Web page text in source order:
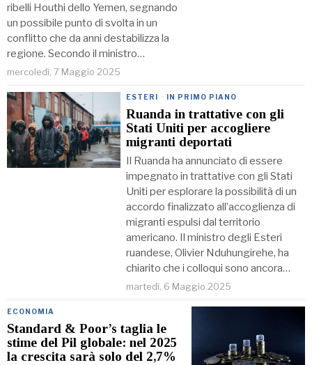
ribelli Houthi dello Yemen, segnando
un possibile punto di svolta in un
conflitto che da anni destabilizza la
regione. Secondo il ministro…
mercoledì, 7 Maggio 2025
ESTERI · IN PRIMO PIANO
Ruanda in trattative con gli
Stati Uniti per accogliere
migranti deportati
Il Ruanda ha annunciato di essere
impegnato in trattative con gli Stati
Uniti per esplorare la possibilità di un
accordo finalizzato all’accoglienza di
migranti espulsi dal territorio
americano. Il ministro degli Esteri
ruandese, Olivier Nduhungirehe, ha
chiarito che i colloqui sono ancora…
martedì, 6 Maggio 2025
ECONOMIA
Standard & Poor’s taglia le
stime del Pil globale: nel 2025
la crescita sarà solo del 2,7%